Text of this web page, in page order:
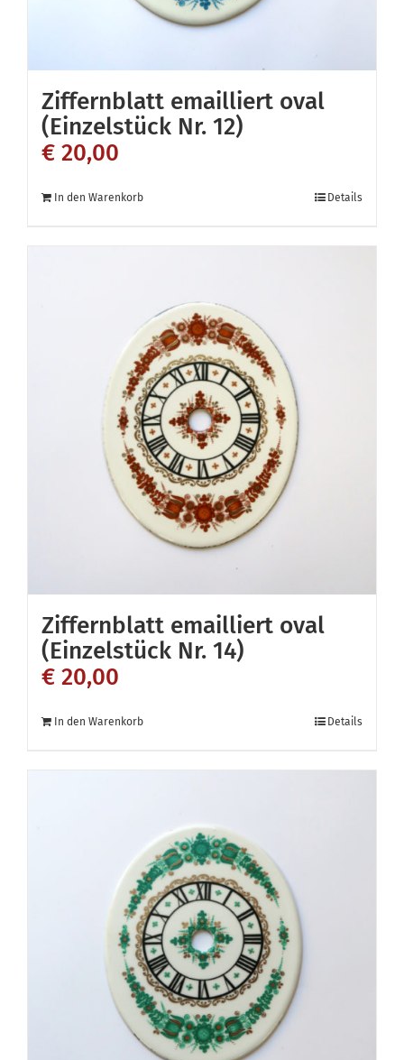
Ziffernblatt emailliert oval
(Einzelstück Nr. 12)
€ 20,00
In den Warenkorb Details
Ziffernblatt emailliert oval
(Einzelstück Nr. 14)
€ 20,00
In den Warenkorb Details